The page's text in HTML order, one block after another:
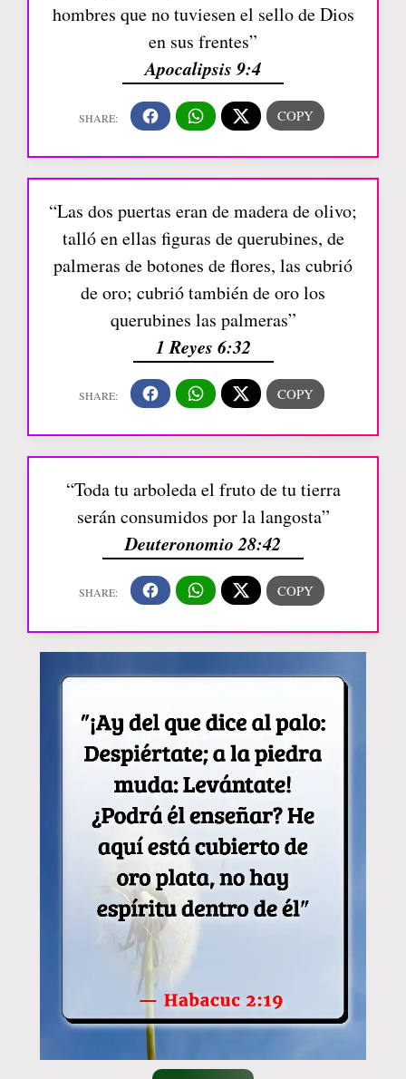
hombres que no tuviesen el sello de Dios
en sus frentes”
Apocalipsis 9:4
“Las dos puertas eran de madera de olivo;
talló en ellas figuras de querubines, de
palmeras de botones de flores, las cubrió
de oro; cubrió también de oro los
querubines las palmeras”
1 Reyes 6:32
“Toda tu arboleda el fruto de tu tierra
serán consumidos por la langosta”
Deuteronomio 28:42